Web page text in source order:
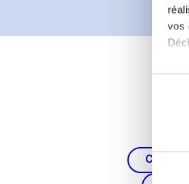
vos
Si
c
t